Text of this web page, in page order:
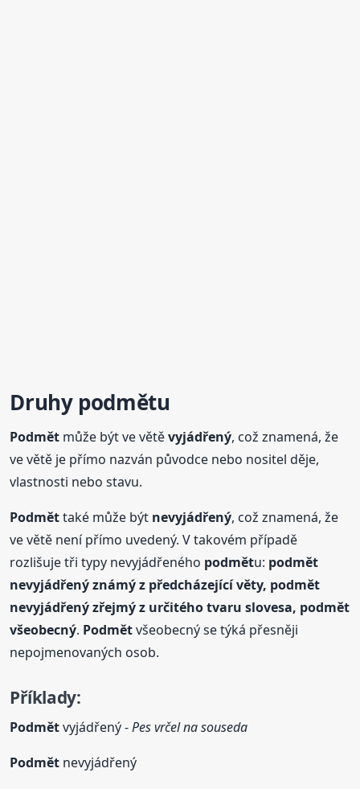
Druhy podmětu
Podmět může být ve větěvyjádřený, což znamená, že
ve větě je přímo nazván původce nebo nositel děje,
vlastnosti nebo stavu.
Podměttaké může být nevyjádřený, což znamená, že
ve větě není přímo uvedený. V takovém případě
rozlišuje tři typy nevyjádřeného podmětu: podmět
nevyjádřený známý z předcházející věty, podmět
nevyjádřený zřejmý z určitého tvaru slovesa, podmět
všeobecný. Podmětvšeobecný se týká přesněji
nepojmenovaných osob.
Příklady:
Podmětvyjádřený -Pes vrčel na souseda
Podmět nevyjádřený